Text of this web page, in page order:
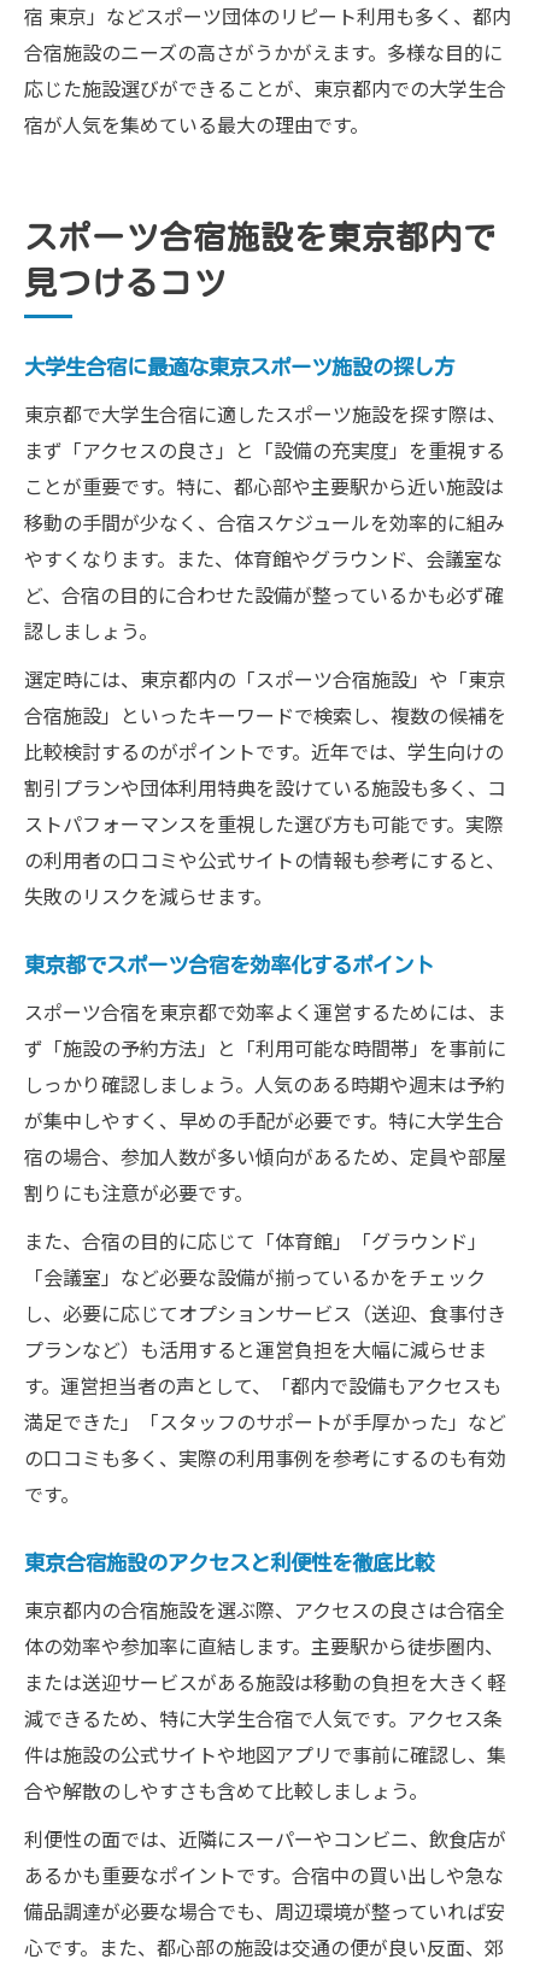
宿 東京」などスポーツ団体のリピート利用も多く、都内
合宿施設のニーズの高さがうかがえます。多様な目的に
応じた施設選びができることが、東京都内での大学生合
宿が人気を集めている最大の理由です。
スポーツ合宿施設を東京都内で
見つけるコツ
大学生合宿に最適な東京スポーツ施設の探し方
東京都で大学生合宿に適したスポーツ施設を探す際は、
まず「アクセスの良さ」と「設備の充実度」を重視する
ことが重要です。特に、都心部や主要駅から近い施設は
移動の手間が少なく、合宿スケジュールを効率的に組み
やすくなります。また、体育館やグラウンド、会議室な
ど、合宿の目的に合わせた設備が整っているかも必ず確
認しましょう。
選定時には、東京都内の「スポーツ合宿施設」や「東京
合宿施設」といったキーワードで検索し、複数の候補を
比較検討するのがポイントです。近年では、学生向けの
割引プランや団体利用特典を設けている施設も多く、コ
ストパフォーマンスを重視した選び方も可能です。実際
の利用者の口コミや公式サイトの情報も参考にすると、
失敗のリスクを減らせます。
東京都でスポーツ合宿を効率化するポイント
スポーツ合宿を東京都で効率よく運営するためには、ま
ず「施設の予約方法」と「利用可能な時間帯」を事前に
しっかり確認しましょう。人気のある時期や週末は予約
が集中しやすく、早めの手配が必要です。特に大学生合
宿の場合、参加人数が多い傾向があるため、定員や部屋
割りにも注意が必要です。
また、合宿の目的に応じて「体育館」「グラウンド」
「会議室」など必要な設備が揃っているかをチェック
し、必要に応じてオプションサービス（送迎、食事付き
プランなど）も活用すると運営負担を大幅に減らせま
す。運営担当者の声として、「都内で設備もアクセスも
満足できた」「スタッフのサポートが手厚かった」など
の口コミも多く、実際の利用事例を参考にするのも有効
です。
東京合宿施設のアクセスと利便性を徹底比較
東京都内の合宿施設を選ぶ際、アクセスの良さは合宿全
体の効率や参加率に直結します。主要駅から徒歩圏内、
または送迎サービスがある施設は移動の負担を大きく軽
減できるため、特に大学生合宿で人気です。アクセス条
件は施設の公式サイトや地図アプリで事前に確認し、集
合や解散のしやすさも含めて比較しましょう。
利便性の面では、近隣にスーパーやコンビニ、飲食店が
あるかも重要なポイントです。合宿中の買い出しや急な
備品調達が必要な場合でも、周辺環境が整っていれば安
心です。また、都心部の施設は交通の便が良い反面、郊